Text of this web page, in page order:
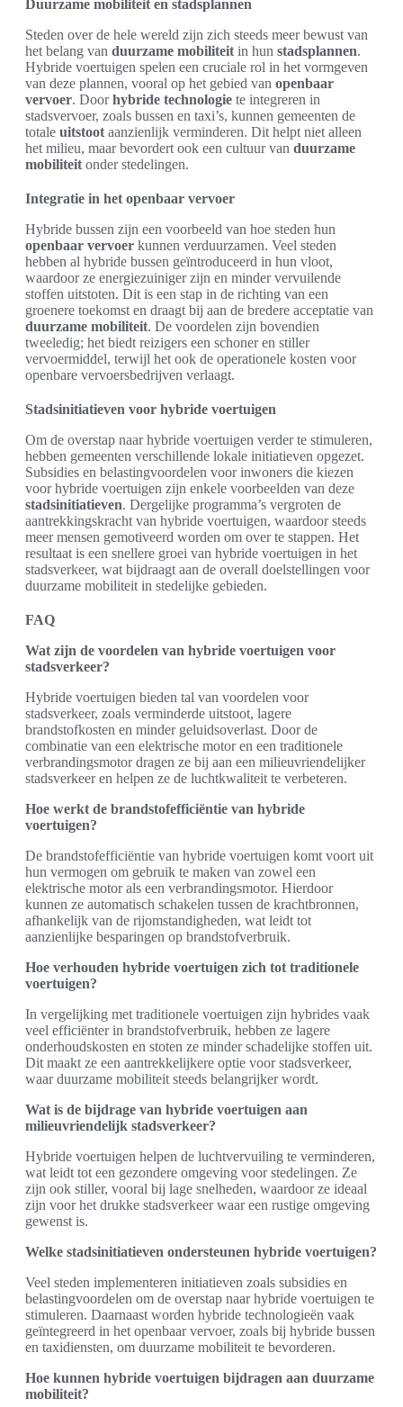
Duurzame mobiliteit en stadsplannen
Steden over de hele wereld zijn zich steeds meer bewust van
het belang van duurzame mobiliteit in hun stadsplannen.
Hybride voertuigen spelen een cruciale rol in het vormgeven
van deze plannen, vooral op het gebied van openbaar
vervoer. Doorhybride technologie te integreren in
stadsvervoer, zoals bussen en taxi’s, kunnen gemeenten de
totale uitstoot aanzienlijk verminderen. Dit helpt niet alleen
het milieu, maar bevordert ook een cultuur van duurzame
mobiliteit onder stedelingen.
Integratie in het openbaar vervoer
Hybride bussen zijn een voorbeeld van hoe steden hun
openbaar vervoer kunnen verduurzamen. Veel steden
hebben al hybride bussen geïntroduceerd in hun vloot,
waardoor ze energiezuiniger zijn en minder vervuilende
stoffen uitstoten. Dit is een stap in de richting van een
groenere toekomst en draagt bij aan de bredere acceptatie van
duurzame mobiliteit. De voordelen zijn bovendien
tweeledig; het biedt reizigers een schoner en stiller
vervoermiddel, terwijl het ook de operationele kosten voor
openbare vervoersbedrijven verlaagt.
Stadsinitiatieven voor hybride voertuigen
Om de overstap naar hybride voertuigen verder te stimuleren,
hebben gemeenten verschillende lokale initiatieven opgezet.
Subsidies en belastingvoordelen voor inwoners die kiezen
voor hybride voertuigen zijn enkele voorbeelden van deze
stadsinitiatieven. Dergelijke programma’s vergroten de
aantrekkingskracht van hybride voertuigen, waardoor steeds
meer mensen gemotiveerd worden om over te stappen. Het
resultaat is een snellere groei van hybride voertuigen in het
stadsverkeer, wat bijdraagt aan de overall doelstellingen voor
duurzame mobiliteit in stedelijke gebieden.
FAQ
Wat zijn de voordelen van hybride voertuigen voor
stadsverkeer?
Hybride voertuigen bieden tal van voordelen voor
stadsverkeer, zoals verminderde uitstoot, lagere
brandstofkosten en minder geluidsoverlast. Door de
combinatie van een elektrische motor en een traditionele
verbrandingsmotor dragen ze bij aan een milieuvriendelijker
stadsverkeer en helpen ze de luchtkwaliteit te verbeteren.
Hoe werkt de brandstofefficiëntie van hybride
voertuigen?
De brandstofefficiëntie van hybride voertuigen komt voort uit
hun vermogen om gebruik te maken van zowel een
elektrische motor als een verbrandingsmotor. Hierdoor
kunnen ze automatisch schakelen tussen de krachtbronnen,
afhankelijk van de rijomstandigheden, wat leidt tot
aanzienlijke besparingen op brandstofverbruik.
Hoe verhouden hybride voertuigen zich tot traditionele
voertuigen?
In vergelijking met traditionele voertuigen zijn hybrides vaak
veel efficiënter in brandstofverbruik, hebben ze lagere
onderhoudskosten en stoten ze minder schadelijke stoffen uit.
Dit maakt ze een aantrekkelijkere optie voor stadsverkeer,
waar duurzame mobiliteit steeds belangrijker wordt.
Wat is de bijdrage van hybride voertuigen aan
milieuvriendelijk stadsverkeer?
Hybride voertuigen helpen de luchtvervuiling te verminderen,
wat leidt tot een gezondere omgeving voor stedelingen. Ze
zijn ook stiller, vooral bij lage snelheden, waardoor ze ideaal
zijn voor het drukke stadsverkeer waar een rustige omgeving
gewenst is.
Welke stadsinitiatieven ondersteunen hybride voertuigen?
Veel steden implementeren initiatieven zoals subsidies en
belastingvoordelen om de overstap naar hybride voertuigen te
stimuleren. Daarnaast worden hybride technologieën vaak
geïntegreerd in het openbaar vervoer, zoals bij hybride bussen
en taxidiensten, om duurzame mobiliteit te bevorderen.
Hoe kunnen hybride voertuigen bijdragen aan duurzame
mobiliteit?